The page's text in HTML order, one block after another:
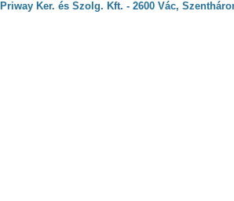
Priway Ker. és Szolg. Kft. - 2600 Vác,